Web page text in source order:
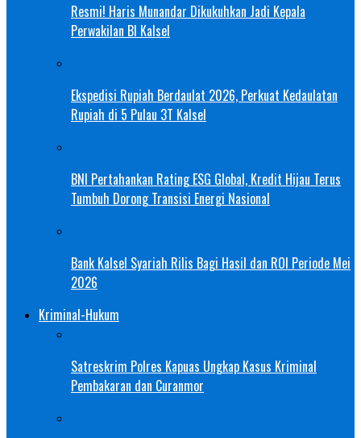
Resmi! Haris Munandar Dikukuhkan Jadi Kepala
Perwakilan BI Kalsel
Ekspedisi Rupiah Berdaulat 2026, Perkuat Kedaulatan
Rupiah di 5 Pulau 3T Kalsel
BNI Pertahankan Rating ESG Global, Kredit Hijau Terus
Tumbuh Dorong Transisi Energi Nasional
Bank Kalsel Syariah Rilis Bagi Hasil dan ROI Periode Mei
2026
Kriminal-Hukum
Satreskrim Polres Kapuas Ungkap Kasus Kriminal
Pembakaran dan Curanmor